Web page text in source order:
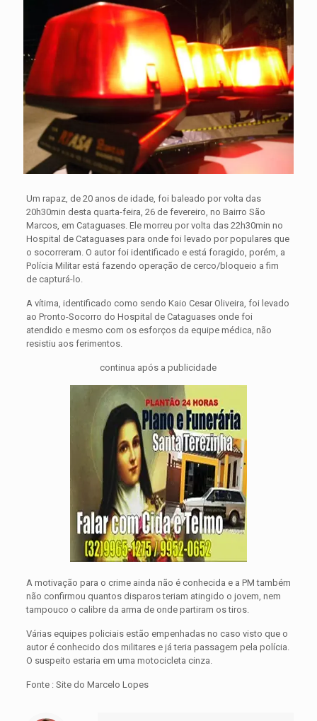
Um rapaz, de 20 anos de idade, foi baleado por volta das
20h30min desta quarta-feira, 26 de fevereiro, no Bairro São
Marcos, em Cataguases. Ele morreu por volta das 22h30min no
Hospital de Cataguases para onde foi levado por populares que
o socorreram. O autor foi identificado e está foragido, porém, a
Polícia Militar está fazendo operação de cerco/bloqueio a fim
de capturá-lo.
A vítima, identificado como sendo Kaio Cesar Oliveira, foi levado
ao Pronto-Socorro do Hospital de Cataguases onde foi
atendido e mesmo com os esforços da equipe médica, não
resistiu aos ferimentos.
continua após a publicidade
A motivação para o crime ainda não é conhecida e a PM também
não confirmou quantos disparos teriam atingido o jovem, nem
tampouco o calibre da arma de onde partiram os tiros.
Várias equipes policiais estão empenhadas no caso visto que o
autor é conhecido dos militares e já teria passagem pela polícia.
O suspeito estaria em uma motocicleta cinza.
Fonte : Site do Marcelo Lopes